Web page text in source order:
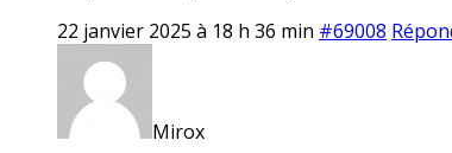
22 janvier 2025 à 18 h 36 min #69008
Mirox